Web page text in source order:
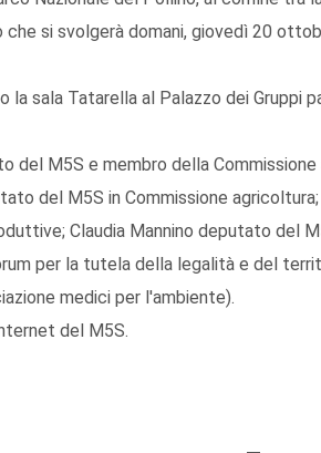
si svolgerà domani, giovedì 20
sala Tatarella al Palazzo dei Gruppi
del M5S e membro della
del M5S in Commissione agricoltura;
Claudia Mannino deputato del
per la tutela della legalità e del
medici per l'ambiente).
del M5S.